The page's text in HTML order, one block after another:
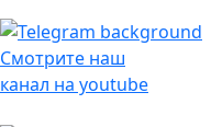
Смотрите наш
канал на youtube